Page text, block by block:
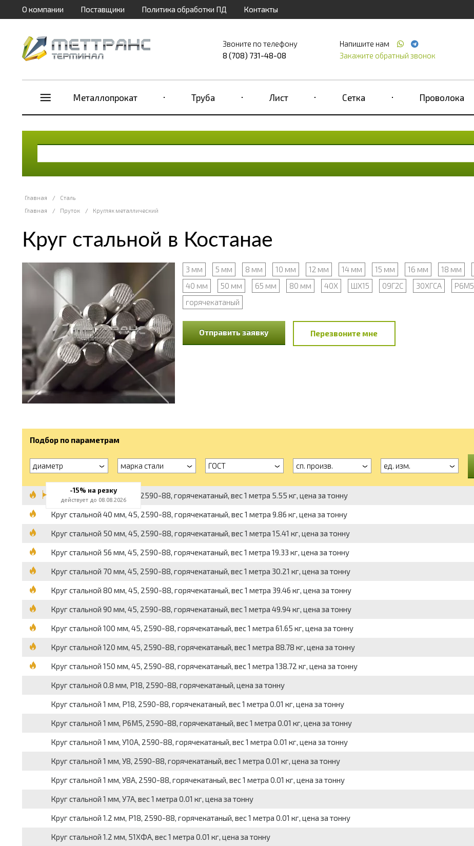
О компании Поставщики Политика обработки ПД Контакты
Звоните по телефону
8 (708) 731-48-08
Напишите нам
Закажите обратный звонок
Металлопрокат Труба Лист Сетка Проволока
Главная /
Сталь
Главная
/ Пруток / Кругляк металлический
Круг стальной в Костанае
3 мм 5 мм 8 мм 10 мм 12 мм 14 мм 15 мм 16 мм 18 мм
40 мм
50 мм 65 мм 80 мм 40Х ШХ15 09Г2С 30ХГСА Р6М5
горячекатаный
Отправить заявку Перезвоните мне
Подбор по параметрам
диаметр марка стали ГОСТ сп. произв. ед. изм.
Круг стальной 30 мм, 45, 2590-88, горячекатаный, вес 1 метра 5.55 кг, цена за тонну
Круг стальной 40 мм, 45, 2590-88, горячекатаный, вес 1 метра 9.86 кг, цена за тонну
Круг стальной 50 мм, 45, 2590-88, горячекатаный, вес 1 метра 15.41 кг, цена за тонну
Круг стальной 56 мм, 45, 2590-88, горячекатаный, вес 1 метра 19.33 кг, цена за тонну
Круг стальной 70 мм, 45, 2590-88, горячекатаный, вес 1 метра 30.21 кг, цена за тонну
Круг стальной 80 мм, 45, 2590-88, горячекатаный, вес 1 метра 39.46 кг, цена за тонну
Круг стальной 90 мм, 45, 2590-88, горячекатаный, вес 1 метра 49.94 кг, цена за тонну
Круг стальной 100 мм, 45, 2590-88, горячекатаный, вес 1 метра 61.65 кг, цена за тонну
Круг стальной 120 мм, 45, 2590-88, горячекатаный, вес 1 метра 88.78 кг, цена за тонну
Круг стальной 150 мм, 45, 2590-88, горячекатаный, вес 1 метра 138.72 кг, цена за тонну
Круг стальной 0.8 мм, Р18, 2590-88, горячекатаный, цена за тонну
Круг стальной 1 мм, Р18, 2590-88, горячекатаный, вес 1 метра 0.01 кг, цена за тонну
Круг стальной 1 мм, Р6М5, 2590-88, горячекатаный, вес 1 метра 0.01 кг, цена за тонну
Круг стальной 1 мм, У10А, 2590-88, горячекатаный, вес 1 метра 0.01 кг, цена за тонну
Круг стальной 1 мм, У8, 2590-88, горячекатаный, вес 1 метра 0.01 кг, цена за тонну
Круг стальной 1 мм, У8А, 2590-88, горячекатаный, вес 1 метра 0.01 кг, цена за тонну
Круг стальной 1 мм, У7А, вес 1 метра 0.01 кг, цена за тонну
Круг стальной 1.2 мм, Р18, 2590-88, горячекатаный, вес 1 метра 0.01 кг, цена за тонну
Круг стальной 1.2 мм, 51ХФА, вес 1 метра 0.01 кг, цена за тонну
-15% на резку
действует до 08.08.2026